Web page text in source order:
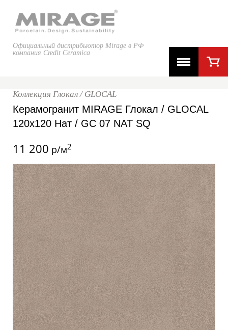
Официальный дистрибьютор Mirage в РФ
компания Credit Ceramica
Коллекция Глокал / GLOCAL
Керамогранит MIRAGE Глокал / GLOCAL
120x120 Нат / GC 07 NAT SQ
11 200 р/м2